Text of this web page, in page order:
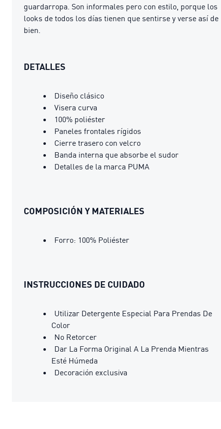
guardarropa. Son informales pero con estilo, porque los
looks de todos los días tienen que sentirse y verse así de
bien.
DETALLES
Diseño clásico
Visera curva
100% poliéster
Paneles frontales rígidos
Cierre trasero con velcro
Banda interna que absorbe el sudor
Detalles de la marca PUMA
COMPOSICIÓN Y MATERIALES
Forro: 100% Poliéster
INSTRUCCIONES DE CUIDADO
Utilizar Detergente Especial Para Prendas De
Color
No Retorcer
Dar La Forma Original A La Prenda Mientras
Esté Húmeda
Decoración exclusiva